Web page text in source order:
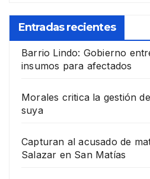
Entradas recientes
Barrio Lindo: Gobierno
insumos para afectados
Morales critica la gestión
suya
Capturan al acusado de
Salazar en San Matías